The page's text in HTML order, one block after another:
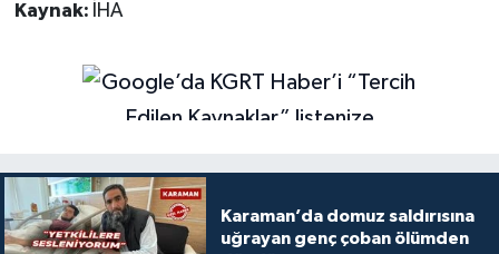
Kaynak: İHA
Karaman’da domuz saldırısına
uğrayan genç çoban ölümden